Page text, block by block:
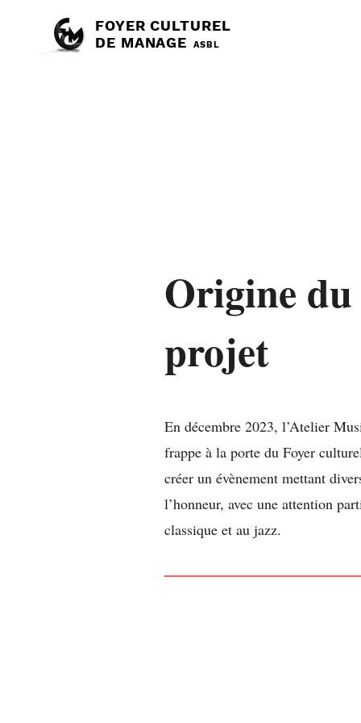
FOYER CULTUREL
DE MANAGE
ASBL
Origine du
projet
En décembre 2023, l’Atelier
frappe à la porte du Foyer
créer un évènement mettant
l’honneur, avec une attention
classique et au jazz.